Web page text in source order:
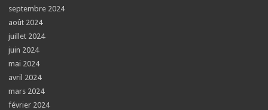
septembre 2024
août 2024
juillet 2024
juin 2024
mai 2024
avril 2024
mars 2024
février 2024